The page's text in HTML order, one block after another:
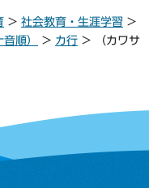
> 社会教育・生涯学習 >
順） > カ行 > （カワサ